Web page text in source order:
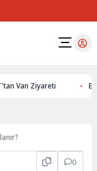
Ziyareti
0